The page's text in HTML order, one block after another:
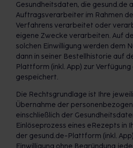
Gesundheitsdaten, die gesund.de
Auftragsverarbeiter im Rahmen
Verfahrens verarbeitet oder
eigene Zwecke verarbeiten. Auf
solchen Einwilligung werden dem
dann in seiner Bestellhistorie auf
Plattform (inkl. App) zur
gespeichert.
Die Rechtsgrundlage ist Ihre
Übernahme der
einschließlich der
Einlöseprozess eines eRezepts in
der gesund.de-Plattform (inkl.